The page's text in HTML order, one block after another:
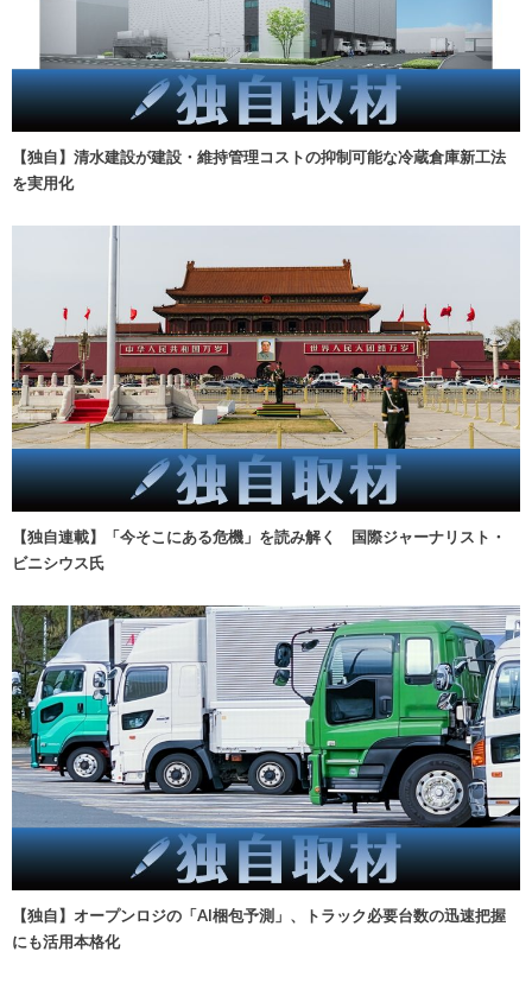
【独自】清水建設が建設・維持管理コストの抑制可能な冷蔵倉庫新工法
を実用化
【独自連載】「今そこにある危機」を読み解く 国際ジャーナリスト・
ビニシウス氏
【独自】オープンロジの「AI梱包予測」、トラック必要台数の迅速把握
にも活用本格化